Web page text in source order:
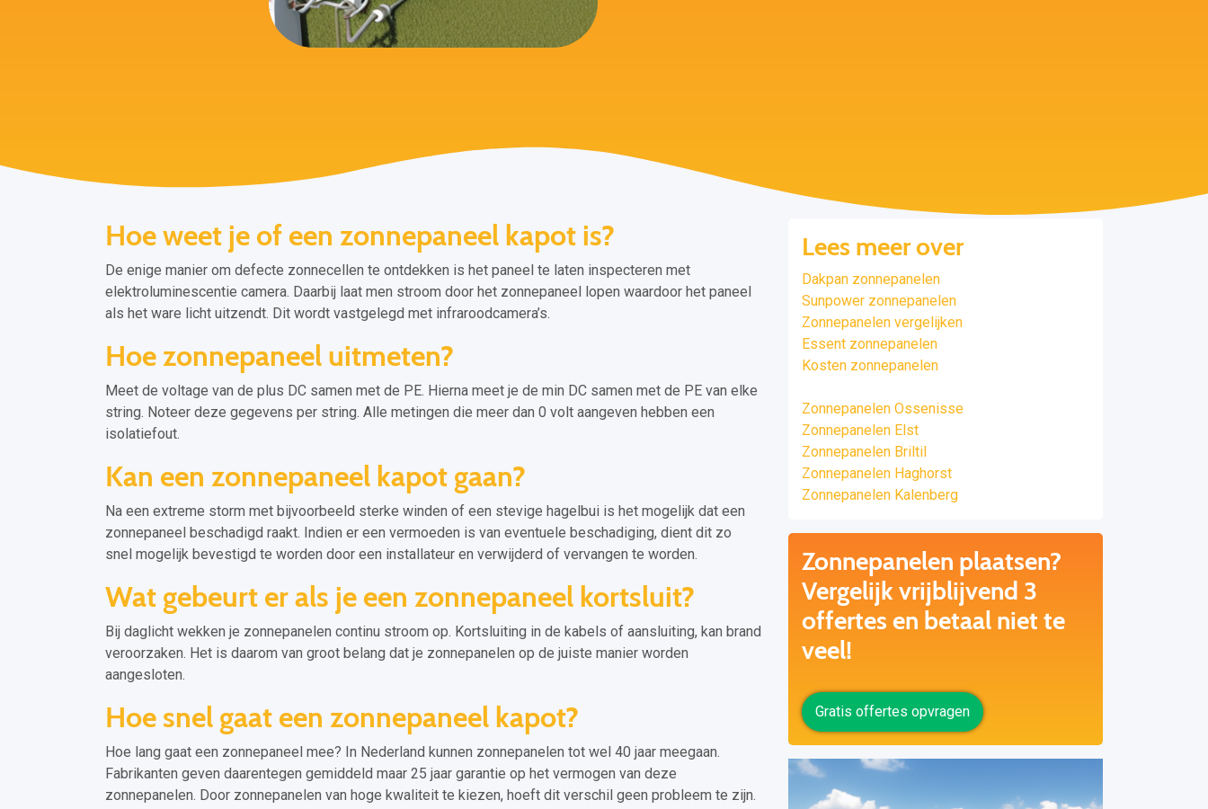
Hoe weet je of een zonnepaneel kapot is?
De enige manier om defecte zonnecellen te ontdekken is het paneel te laten inspecteren met
elektroluminescentie camera. Daarbij laat men stroom door het zonnepaneel lopen waardoor het paneel
als het ware licht uitzendt. Dit wordt vastgelegd met infraroodcamera’s.
Hoe zonnepaneel uitmeten?
Meet de voltage van de plus DC samen met de PE. Hierna meet je de min DC samen met de PE van elke
string. Noteer deze gegevens per string. Alle metingen die meer dan 0 volt aangeven hebben een
isolatiefout.
Kan een zonnepaneel kapot gaan?
Na een extreme storm met bijvoorbeeld sterke winden of een stevige hagelbui is het mogelijk dat een
zonnepaneel beschadigd raakt. Indien er een vermoeden is van eventuele beschadiging, dient dit zo
snel mogelijk bevestigd te worden door een installateur en verwijderd of vervangen te worden.
Wat gebeurt er als je een zonnepaneel kortsluit?
Bij daglicht wekken je zonnepanelen continu stroom op. Kortsluiting in de kabels of aansluiting, kan brand
veroorzaken. Het is daarom van groot belang dat je zonnepanelen op de juiste manier worden
aangesloten.
Hoe snel gaat een zonnepaneel kapot?
Hoe lang gaat een zonnepaneel mee? In Nederland kunnen zonnepanelen tot wel 40 jaar meegaan.
Fabrikanten geven daarentegen gemiddeld maar 25 jaar garantie op het vermogen van deze
zonnepanelen. Door zonnepanelen van hoge kwaliteit te kiezen, hoeft dit verschil geen probleem te zijn.
Lees meer over
Dakpan zonnepanelen
Sunpower zonnepanelen
Zonnepanelen vergelijken
Essent zonnepanelen
Kosten zonnepanelen
Zonnepanelen Ossenisse
Zonnepanelen Elst
Zonnepanelen Briltil
Zonnepanelen Haghorst
Zonnepanelen Kalenberg
Zonnepanelen plaatsen?
Vergelijk vrijblijvend 3
offertes en betaal niet te
veel!
Gratis offertes opvragen